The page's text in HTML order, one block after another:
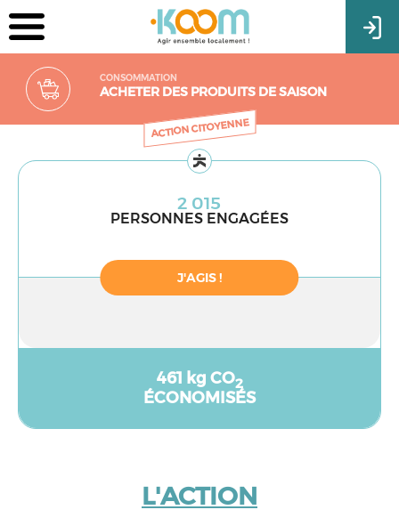
CONSOMMATION
ACHETER DES PRODUITS DE SAISON
ACTION CITOYENNE
L'ACTION
2 015
PERSONNES ENGAGÉES
J'AGIS !
461 kg CO2
ÉCONOMISÉS